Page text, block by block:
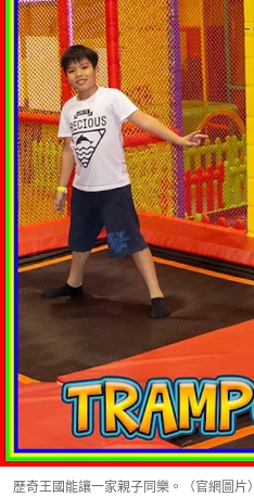
歷奇王國能讓一家親子同樂。（官網圖片）